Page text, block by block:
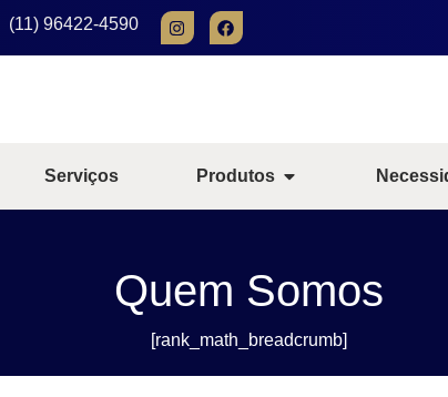
(11) 96422-4590
Serviços Produtos
Quem Somos
[rank_math_breadcrumb]